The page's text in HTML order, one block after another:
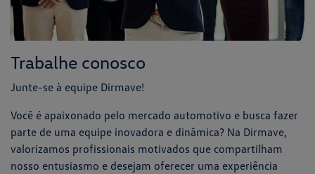
Trabalhe conosco
Junte-se à equipe Dirmave!
Você é apaixonado pelo mercado automotivo e busca fazer
parte de uma equipe inovadora e dinâmica? Na Dirmave,
valorizamos profissionais motivados que compartilham
nosso entusiasmo e desejam oferecer uma experiência